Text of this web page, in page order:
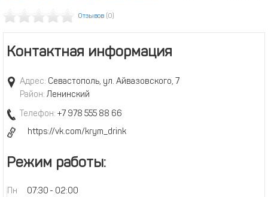
Отзывов (0)
Контактная информация
Адрес: Севастополь, ул. Айвазовского, 7
Район: Ленинский
Телефон: +7 978 555 88 66
https://vk.com/krym_drink
Режим работы:
Пн 07:30 - 02:00